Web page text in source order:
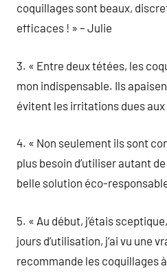
coquillages sont beaux,
efficaces ! » – Julie
3. « Entre deux tétées, les
mon indispensable. Ils
évitent les irritations dues
4. « Non seulement ils sont
plus besoin d’utiliser autant
belle solution éco-
5. « Au début, j’étais
jours d’utilisation, j’ai vu une
recommande les coquillages